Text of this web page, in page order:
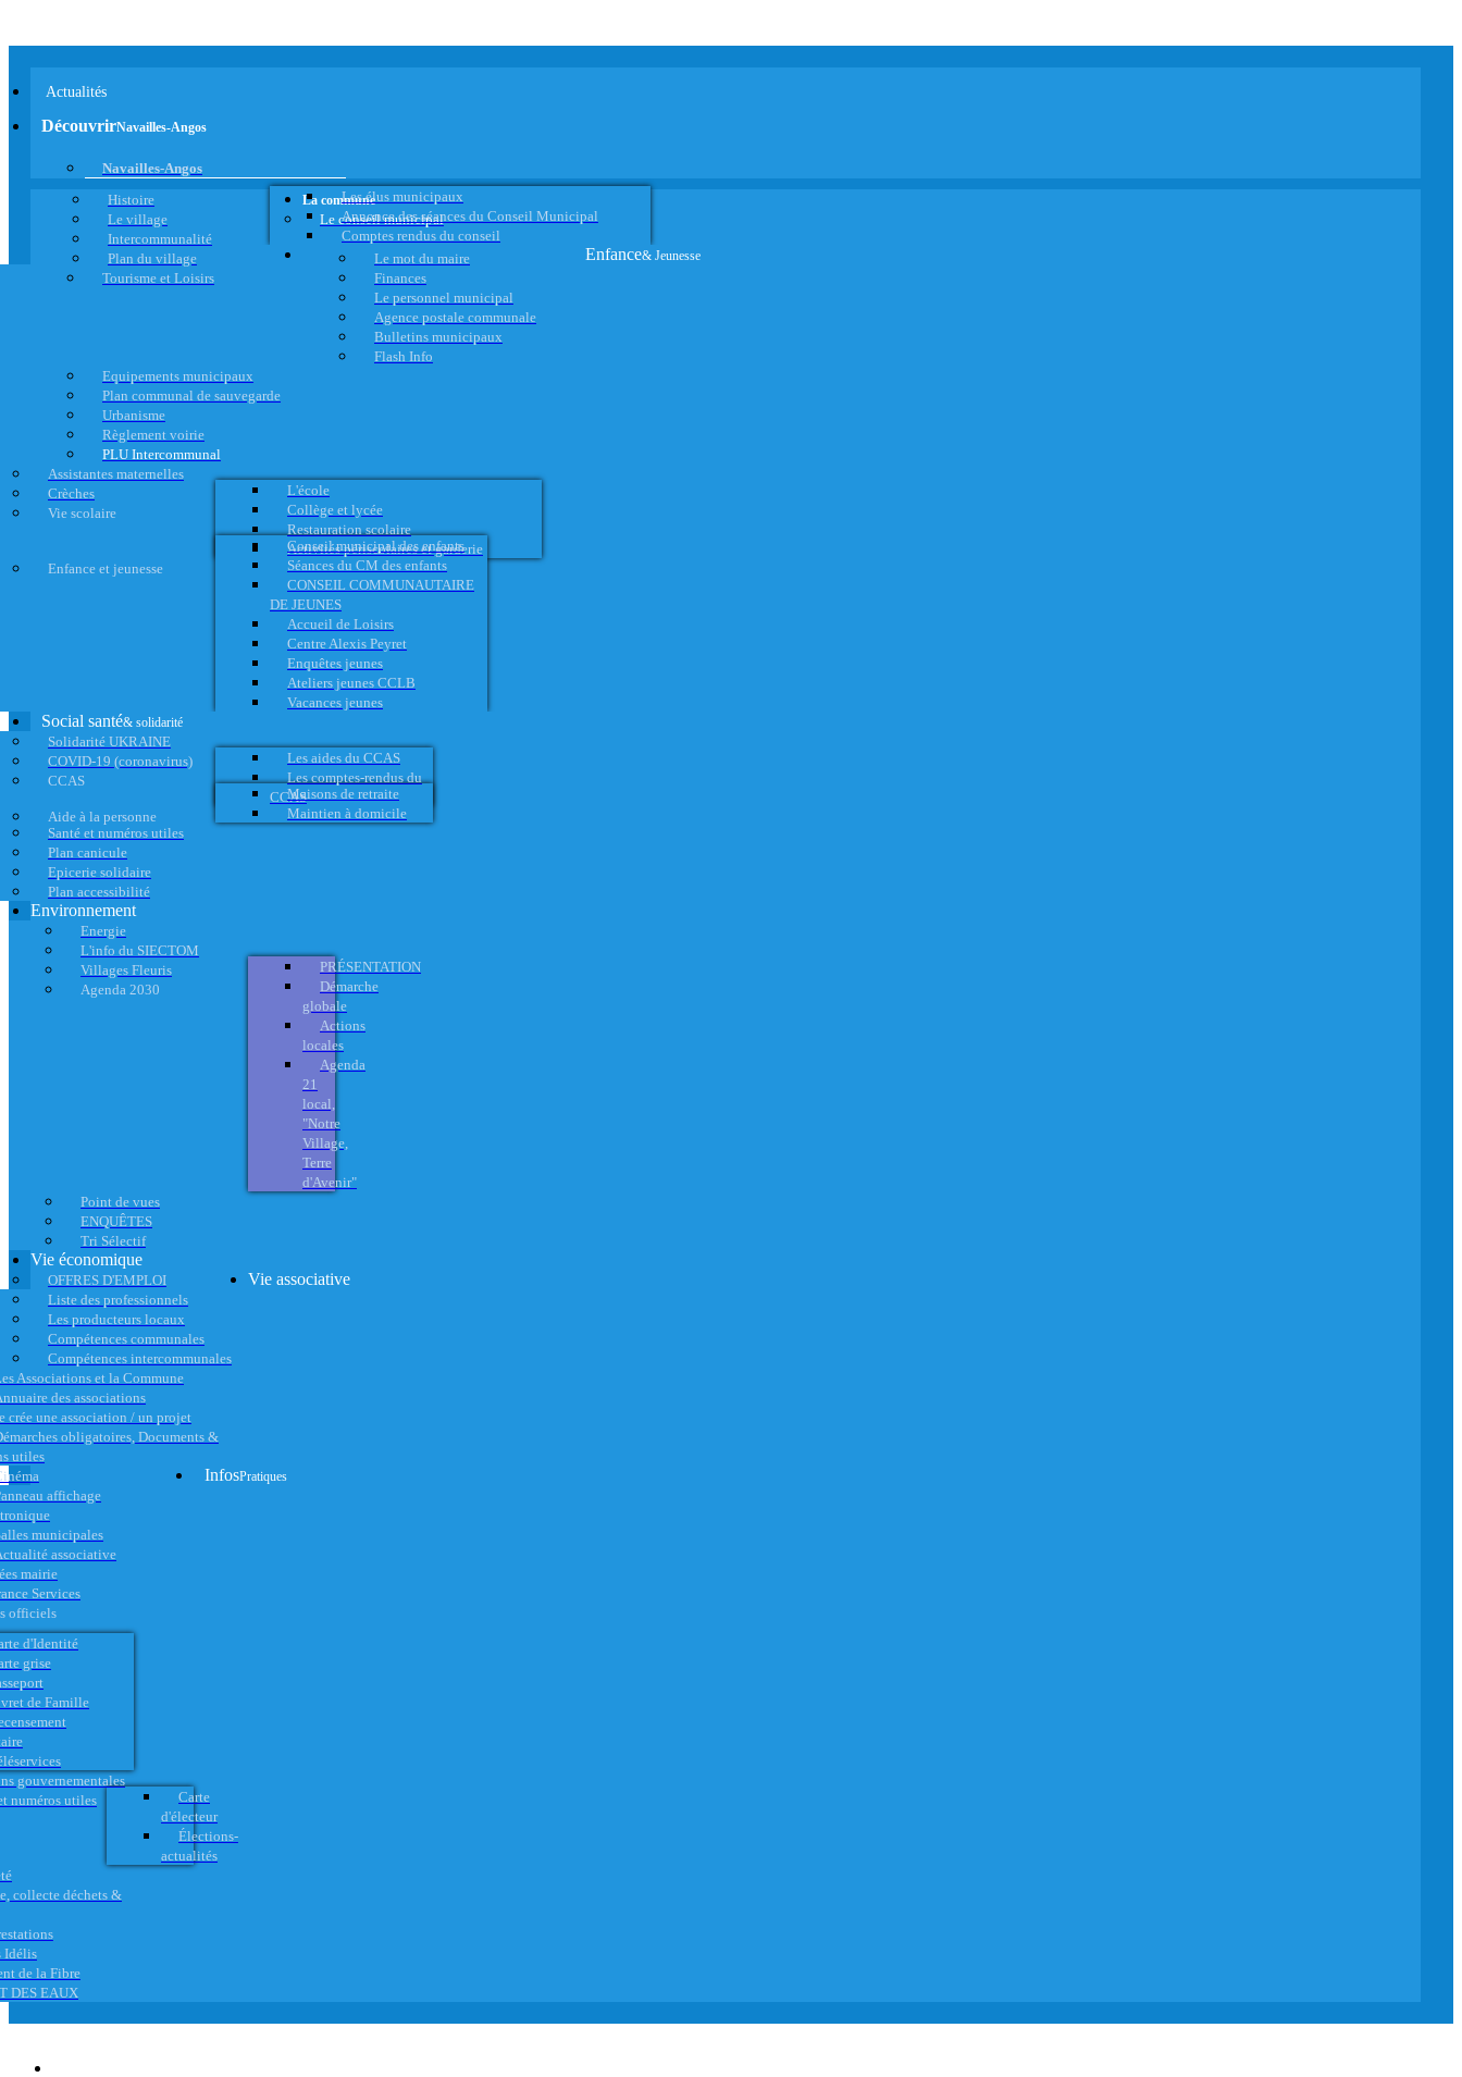
Actualités
DécouvrirNavailles-Angos
Navailles-Angos
Histoire
Le village
Intercommunalité
Plan du village
Tourisme et Loisirs
La commune
Le conseil municipal
Les élus municipaux
Annonce des séances du Conseil Municipal
Comptes rendus du conseil
Le mot du maire
Finances
Le personnel municipal
Agence postale communale
Bulletins municipaux
Flash Info
Equipements municipaux
Plan communal de sauvegarde
Urbanisme
Règlement voirie
PLU Intercommunal
Enfance& Jeunesse
Assistantes maternelles
Crèches
Vie scolaire
L'école
Collège et lycée
Restauration scolaire
Activités périscolaires et garderie
Enfance et jeunesse
Conseil municipal des enfants
Séances du CM des enfants
CONSEIL COMMUNAUTAIRE
DE JEUNES
Accueil de Loisirs
Centre Alexis Peyret
Enquêtes jeunes
Ateliers jeunes CCLB
Vacances jeunes
Social santé& solidarité
Solidarité UKRAINE
COVID-19 (coronavirus)
CCAS
Les aides du CCAS
Les comptes-rendus du
CCAS
Aide à la personne
Maisons de retraite
Maintien à domicile
Santé et numéros utiles
Plan canicule
Epicerie solidaire
Plan accessibilité
Environnement
Energie
L'info du SIECTOM
Villages Fleuris
Agenda 2030
PRÉSENTATION
Démarche
globale
Actions
locales
Agenda
21
local,
"Notre
Village,
Terre
d'Avenir"
Point de vues
ENQUÊTES
Tri Sélectif
Vie économique
OFFRES D'EMPLOI
Liste des professionnels
Les producteurs locaux
Compétences communales
Compétences intercommunales
Vie associative
Associations et la Commune
des associations
crée une association / un projet
obligatoires, Documents &
utiles
affichage
municipales
associative
InfosPratiques
mairie
Services
officiels
d'Identité
grise
de Famille
gouvernementales
numéros utiles
Carte
d'électeur
Élections-
actualités
collecte déchets &
Idélis
de la Fibre
DES EAUX